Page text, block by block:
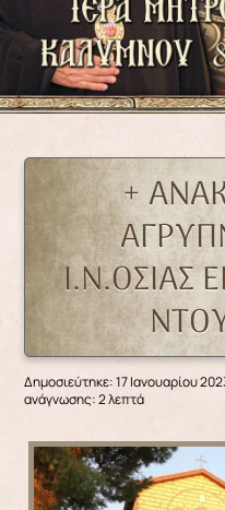
+
Ι.Ν.ΟΣΙΑΣ
Δημοσιεύτηκε: 17 Ιανουαρίου
ανάγνωσης: 2 λεπτά